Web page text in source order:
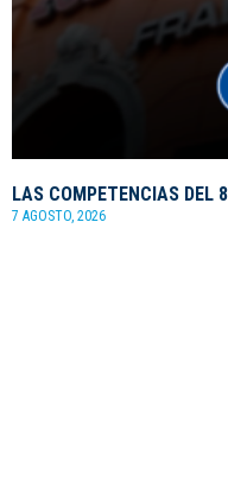
LAS COMPETENCIAS DEL
7 AGOSTO, 2026